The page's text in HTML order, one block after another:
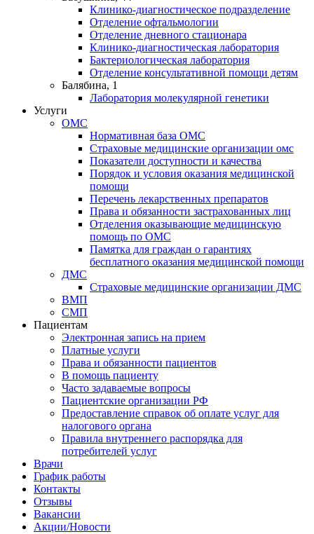
Клинико-диагностическое подразделение
Отделение офтальмологии
Отделение дневного стационара
Клинико-диагностическая лаборатория
Бактериологическая лаборатория
Отделение консультативной помощи детям
Балябина, 1
Лаборатория молекулярной генетики
Услуги
ОМС
Нормативная база ОМС
Страховые медицинские организации омс
Показатели доступности и качества
Порядок и условия оказания медицинской
помощи
Перечень лекарственных препаратов
Права и обязанности застрахованных лиц
Отделения оказывающие медицинскую
помощь по ОМС
Памятка для граждан о гарантиях
бесплатного оказания медицинской помощи
ДМС
Страховые медицинские организации ДМС
ВМП
СМП
Пациентам
Электронная запись на прием
Платные услуги
Права и обязанности пациентов
В помощь пациенту
Часто задаваемые вопросы
Пациентские организации РФ
Предоставление справок об оплате услуг для
налогового органа
Правила внутреннего распорядка для
потребителей услуг
Врачи
График работы
Контакты
Отзывы
Вакансии
Акции/Новости